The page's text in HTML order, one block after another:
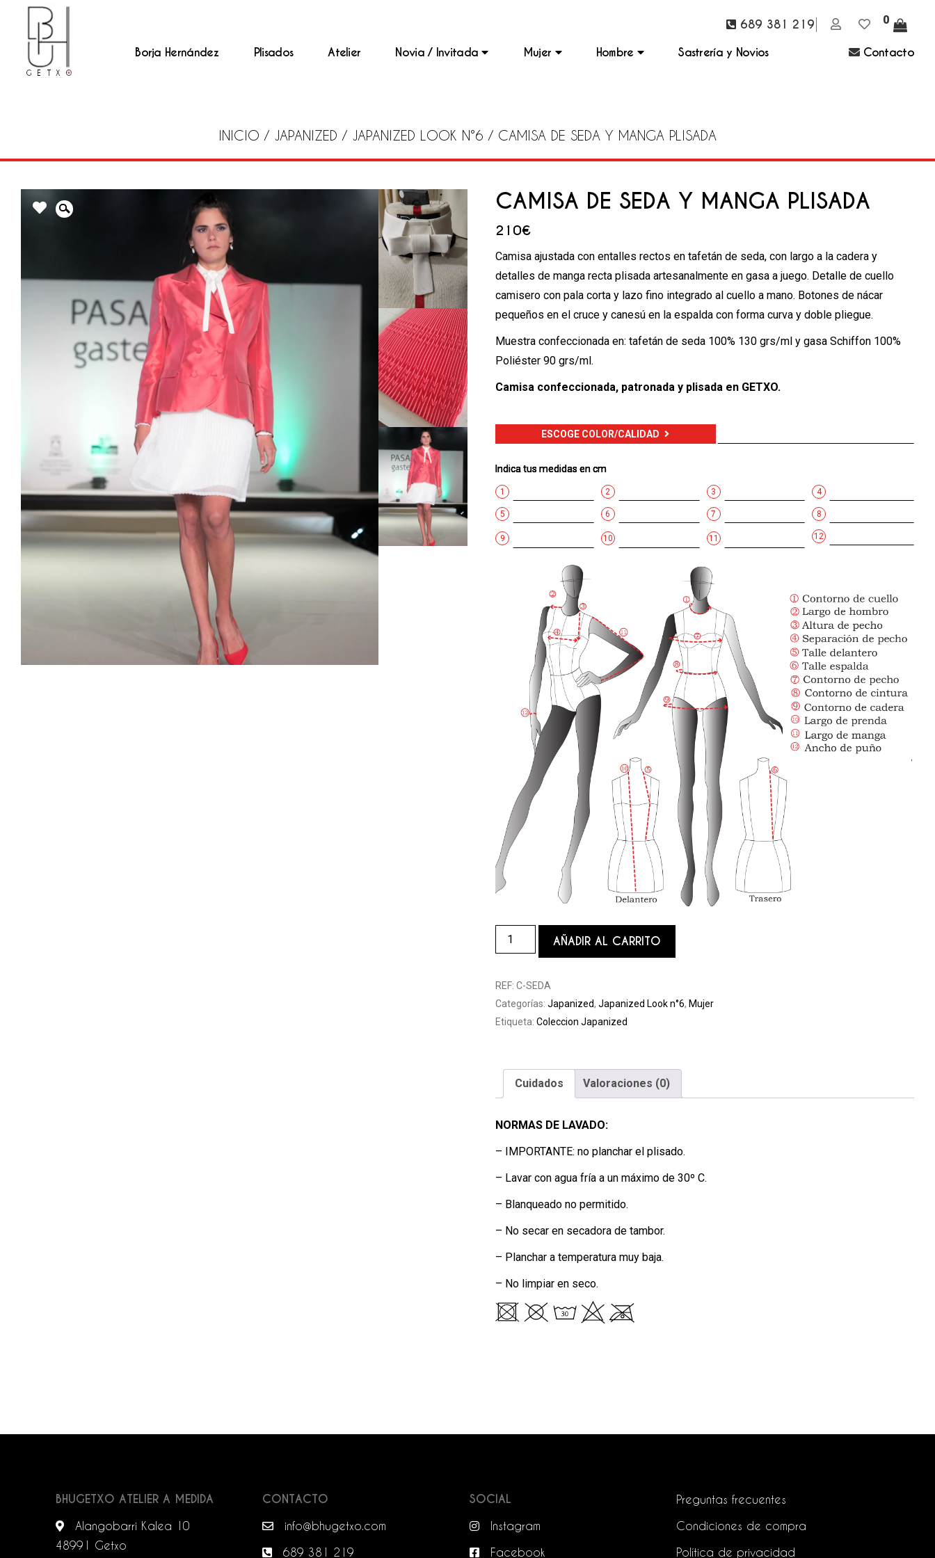
Borja Hernández Plisados Atelier Novia / Invitada
Pleated Brides
Colección Japanized
Mujer Hombre Sastrería y Novios Contacto
689 381 219
INICIO / JAPANIZED / JAPANIZED LOOK N°6 / CAMISA DE SEDA Y MANGA PLISADA
CAMISA DE SEDA Y MANGA PLISADA
210€
Camisa ajustada con entalles rectos en tafetán de seda, con largo a la cadera y
detalles de manga recta plisada artesanalmente en gasa a juego. Detalle de cuello
camisero con pala corta y lazo fino integrado al cuello a mano. Botones de nácar
pequeños en el cruce y canesú en la espalda con forma curva y doble pliegue.
Muestra confeccionada en: tafetán de seda 100% 130 grs/ml y gasa Schiffon 100%
Poliéster 90 grs/ml.
Camisa confeccionada, patronada y plisada en GETXO.
ESCOGE COLOR/CALIDAD
1 2 3 4
5 6 7 8
9 10 11 12
AÑADIR AL CARRITO
REF: C-SEDA
Categorías: Japanized, Japanized Look n°6, Mujer
Etiqueta: Coleccion Japanized
Cuidados Valoraciones (0)
NORMAS DE LAVADO:
– IMPORTANTE: no planchar el plisado.
– Lavar con agua fría a un máximo de 30º C.
– Blanqueado no permitido.
– No secar en secadora de tambor.
– Planchar a temperatura muy baja.
– No limpiar en seco.
BHUGETXO ATELIER A MEDIDA
Alangobarri Kalea 10
48991 Getxo
CONTACTO
info@bhugetxo.com
689 381 219
SOCIAL
Instagram
Facebook
Preguntas frecuentes
Condiciones de compra
Política de privacidad
0